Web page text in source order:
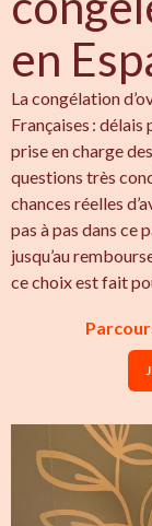
en
La congélation
Françaises :
prise en charge
questions très
chances réelles
pas à pas dans ce
jusqu’au
ce choix est fait